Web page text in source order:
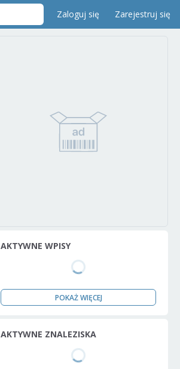
Zaloguj się Zarejestruj się
AKTYWNE WPISY
POKAŻ WIĘCEJ
AKTYWNE ZNALEZISKA